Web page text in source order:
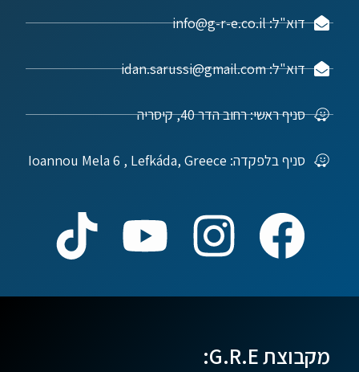
דוא"ל: info@g-r-e.co.il
דוא"ל: idan.sarussi@gmail.com
סניף ראשי: רחוב הדר 40, קיסריה
סניף בלפקדה: Ioannou Mela 6 , Lefkáda, Greece
מקבוצת G.R.E: